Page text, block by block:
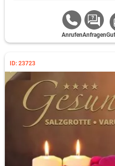
AnrufenAnfragen
ID: 23723